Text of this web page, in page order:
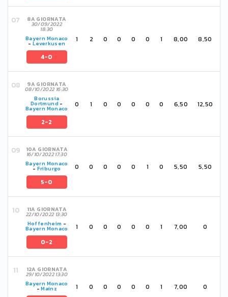
8A GIORNATA
30/09/2022
18:30
Bayern Monaco
- Leverkusen
4-0
1 2 0 0 0 0 1 8,00 8,50
9A GIORNATA
08/10/2022 16:30
Borussia
Dortmund-
Bayern Monaco
2-2
0 1 0 0 0 0 0 6,50 12,50
10A GIORNATA
16/10/2022 17:30
Bayern Monaco
- Friburgo
5-0
0 0 0 0 0 1 0 5,50 5,50
11A GIORNATA
22/10/2022 13:30
Hoffenheim -
Bayern Monaco
0-2
1 0 0 0 0 0 1 7,00 0
12A GIORNATA
29/10/2022 13:30
Bayern Monaco
-Mainz 1 0 0 0 0 0 1 7,00 0